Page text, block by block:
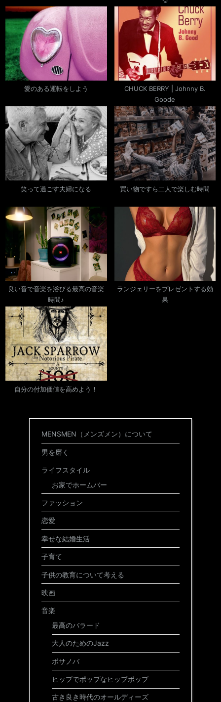
ン
:
愛のある運転をしよう
CHUCK BERRY | Johnny B.
Goode
笑って過ごす夫婦になる 買い物ですら二人で楽しむ時間
良い音で音楽を浴びる最高の音楽
時間♪
ランジェリーをプレゼントする効
果
自分の付加価値を高めよう！
MENSMEN（メンズメン）について
男を磨く
ライフスタイル
お家でホームバー
ファッション
恋愛
幸せな結婚生活
子育て
子供の教育について考える
映画
音楽
最高のバラード
大人のためのJazz
ボサノバ
ヒップでポップなヒップポップ
古き良き時代のオールディーズ